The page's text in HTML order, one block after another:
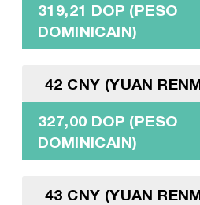
319,21 DOP (PESO
DOMINICAIN)
42 CNY (YUAN
327,00 DOP (PESO
DOMINICAIN)
43 CNY (YUAN